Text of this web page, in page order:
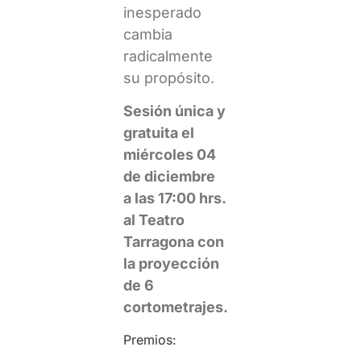
inesperado
cambia
radicalmente
su propósito.
Sesión única y
gratuita el
miércoles 04
de diciembre
a las 17:00 hrs.
al Teatro
Tarragona con
la proyección
de 6
cortometrajes.
Premios: